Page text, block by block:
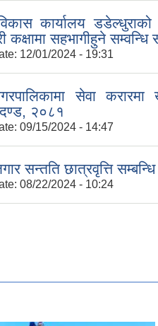
कार्यालय
कक्षामा सहभागीहुने
12/01/2024 - 19:31
सेवा
२०८१
09/15/2024 - 14:47
सन्तति छात्रवृत्ति
08/22/2024 - 10:24